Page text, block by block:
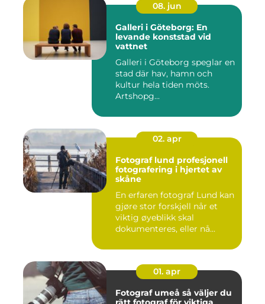
08. jun
Galleri i Göteborg: En
levande konststad vid
vattnet
Galleri i Göteborg speglar en
stad där hav, hamn och
kultur hela tiden möts.
Artshopg...
02. apr
Fotograf lund profesjonell
fotografering i hjertet av
skåne
En erfaren fotograf Lund kan
gjøre stor forskjell når et
viktig øyeblikk skal
dokumenteres, eller nå...
01. apr
Fotograf umeå så väljer du